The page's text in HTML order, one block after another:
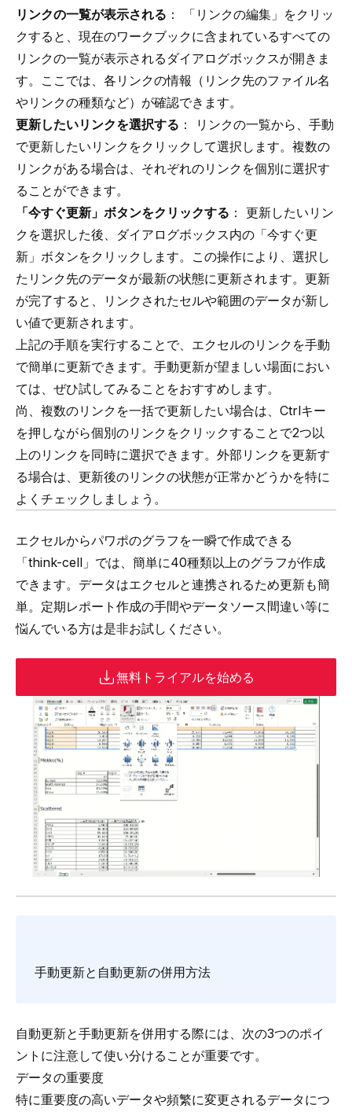
リンクの一覧が表示される ： 「リンクの編集」をクリッ
クすると、現在のワークブックに含まれているすべての
リンクの一覧が表示されるダイアログボックスが開きま
す。ここでは、各リンクの情報（リンク先のファイル名
やリンクの種類など）が確認できます。
更新したいリンクを選択する ： リンクの一覧から、手動
で更新したいリンクをクリックして選択します。複数の
リンクがある場合は、それぞれのリンクを個別に選択す
ることができます。
「今すぐ更新」ボタンをクリックする ： 更新したいリン
クを選択した後、ダイアログボックス内の「今すぐ更
新」ボタンをクリックします。この操作により、選択し
たリンク先のデータが最新の状態に更新されます。更新
が完了すると、リンクされたセルや範囲のデータが新し
い値で更新されます。
上記の手順を実行することで、エクセルのリンクを手動
で簡単に更新できます。手動更新が望ましい場面におい
ては、ぜひ試してみることをおすすめします。
尚、複数のリンクを一括で更新したい場合は、Ctrlキー
を押しながら個別のリンクをクリックすることで2つ以
上のリンクを同時に選択できます。外部リンクを更新す
る場合は、更新後のリンクの状態が正常かどうかを特に
よくチェックしましょう。
エクセルからパワポのグラフを一瞬で作成できる
「think-cell 」では、簡単に40種類以上のグラフが作成
できます。データはエクセルと連携されるため更新も簡
単。定期レポート作成の手間やデータソース間違い等に
悩んでいる方は是非お試しください。
無料トライアルを始める
手動更新と自動更新の併用方法
自動更新と手動更新を併用する際には、次の3つのポイ
ントに注意して使い分けることが重要です。
データの重要度
特に重要度の高いデータや頻繁に変更されるデータにつ